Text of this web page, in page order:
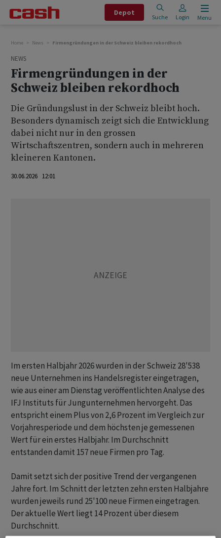
Depot
Suche Login Menu
Home News Firmengründungen in der Schweiz bleiben rekordhoch
NEWS
Firmengründungen in der
Schweiz bleiben rekordhoch
Die Gründungslust in der Schweiz bleibt hoch.
Besonders dynamisch zeigt sich die Entwicklung
dabei nicht nur in den grossen
Wirtschaftszentren, sondern auch in mehreren
kleineren Kantonen.
30.06.2026 12:01
Im ersten Halbjahr 2026 wurden in der Schweiz 28'538
neue Unternehmen ins Handelsregister eingetragen,
wie aus einer am Dienstag veröffentlichten Analyse des
IFJ Instituts für Jungunternehmen hervorgeht. Das
entspricht einem Plus von 2,6 Prozent im Vergleich zur
Vorjahresperiode und dem höchsten je gemessenen
Wert für ein erstes Halbjahr. Im Durchschnitt
entstanden damit 157 neue Firmen pro Tag.
Damit setzt sich der positive Trend der vergangenen
Jahre fort. Im Schnitt der letzten zehn ersten Halbjahre
wurden jeweils rund 25'100 neue Firmen eingetragen.
Der aktuelle Wert liegt 14 Prozent über diesem
Durchschnitt.